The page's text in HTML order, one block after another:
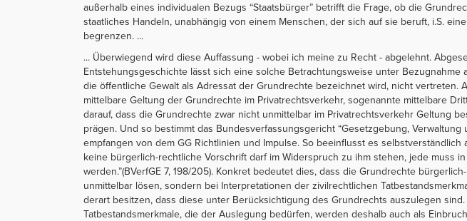
außerhalb eines individualen Bezugs “Staatsbürger” betrifft die Frage, ob die
staatliches Handeln, unabhängig von einem Menschen, der sich auf sie beruft, i.S.
begrenzen. ...
... Überwiegend wird diese Auffassung - wobei ich meine zu Recht - abgelehnt.
Entstehungsgeschichte lässt sich eine solche Betrachtungsweise unter Bezugnahme
die öffentliche Gewalt als Adressat der Grundrechte bezeichnet wird, nicht vertreten.
mittelbare Geltung der Grundrechte im Privatrechtsverkehr, sogenannte mittelbare
darauf, dass die Grundrechte zwar nicht unmittelbar im Privatrechtsverkehr Geltung
prägen. Und so bestimmt das Bundesverfassungsgericht “Gesetzgebung, Verwaltung
empfangen von dem GG Richtlinien und Impulse. So beeinflusst es selbstverständlich
keine bürgerlich-rechtliche Vorschrift darf im Widerspruch zu ihm stehen, jede muss
werden.”(BVerfGE 7, 198/205). Konkret bedeutet dies, dass die Grundrechte
unmittelbar lösen, sondern bei Interpretationen der zivilrechtlichen
derart besitzen, dass diese unter Berücksichtigung des Grundrechts auszulegen
Tatbestandsmerkmale, die der Auslegung bedürfen, werden deshalb auch als